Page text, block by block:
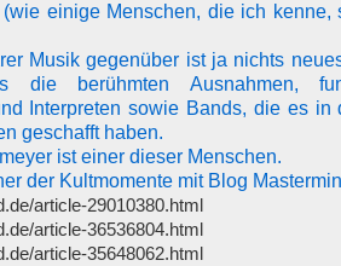
(wie einige Menschen, die ich kenne,
Musik gegenüber ist ja nichts
die berühmten Ausnahmen,
Interpreten sowie Bands, die es in
geschafft haben.
ist einer dieser Menschen.
der Kultmomente mit Blog
article-29010380.html​
article-36536804.html​
article-35648062.html​